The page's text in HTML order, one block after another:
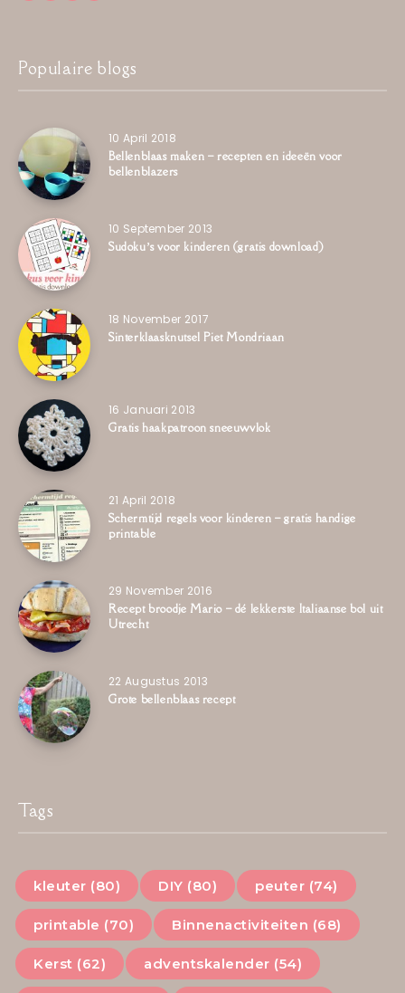
Populaire blogs
10 April 2018
Bellenblaas maken – recepten en ideeën voor
bellenblazers
10 September 2013
Sudoku’s voor kinderen (gratis download)
18 November 2017
Sinterklaasknutsel Piet Mondriaan
16 Januari 2013
Gratis haakpatroon sneeuwvlok
21 April 2018
Schermtijd regels voor kinderen – gratis handige
printable
29 November 2016
Recept broodje Mario – dé lekkerste Italiaanse bol uit
Utrecht
22 Augustus 2013
Grote bellenblaas recept
Tags
kleuter (80) DIY (80) peuter (74)
printable (70) Binnenactiviteiten (68)
Kerst (62) adventskalender (54)